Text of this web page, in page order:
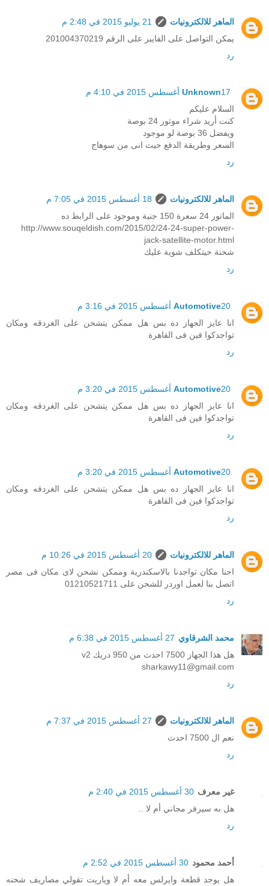
الماهر للالكترونيات
21 يوليو 2015 في 2:48 م
يمكن التواصل على الفايبر على الرقم 201004370219
رد
Unknown17 أغسطس 2015 في 4:10 م
السلام عليكم
كنت أريد شراء موتور 24 بوصة
ويفضل 36 بوصة لو موجود
السعر وطريقة الدفع حيث انى من سوهاج
رد
الماهر للالكترونيات
18 أغسطس 2015 في 7:05 م
الماتور 24 سعرة 150 جنية وموجود على الرابط ده
http://www.souqeldish.com/2015/02/24-24-super-power-
jack-satellite-motor.html
شحنة حيتكلف شوية عليك
رد
Automotive20 أغسطس 2015 في 3:16 م
انا عايز الجهاز ده بس هل ممكن يتشحن على الغردقه ومكان
تواجدكوا فين فى القاهرة
رد
Automotive20 أغسطس 2015 في 3:20 م
انا عايز الجهاز ده بس هل ممكن يتشحن على الغردقه ومكان
تواجدكوا فين فى القاهرة
رد
Automotive20 أغسطس 2015 في 3:20 م
انا عايز الجهاز ده بس هل ممكن يتشحن على الغردقه ومكان
تواجدكوا فين فى القاهرة
رد
الماهر للالكترونيات
20 أغسطس 2015 في 10:26 م
احنا مكان تواجدنا بالاسكندرية وممكن نشحن لاى مكان فى مصر
اتصل بنا لعمل اوردر للشحن على 01210521711
رد
محمد الشرقاوي 27 أغسطس 2015 في 6:38 م
هل هذا الجهاز 7500 احدث من 950 دريك v2
sharkawy11@gmail.com
رد
الماهر للالكترونيات
27 أغسطس 2015 في 7:37 م
نعم ال 7500 احدث
رد
غير معرف 30 أغسطس 2015 في 2:40 م
هل به سيرفر مجاني أم لا ..
رد
أحمد محمود 30 أغسطس 2015 في 2:52 م
هل يوجد قطعة وايرلس معه أم لا وياريت تقولي مصاريف شحنه